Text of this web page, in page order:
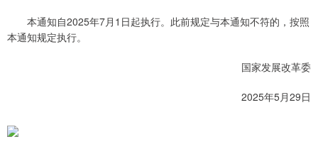
本通知自2025年7月1日起执行。此前规定与本通知不符的，按照
本通知规定执行。
国家发展改革委
2025年5月29日